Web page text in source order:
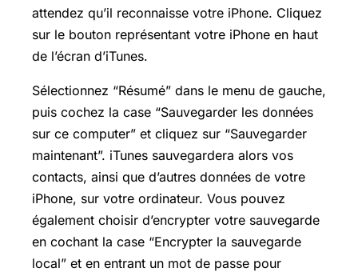
attendez qu’il reconnaisse votre iPhone. Cliquez
sur le bouton représentant votre iPhone en haut
de l’écran d’iTunes.
Sélectionnez “Résumé” dans le menu de gauche,
puis cochez la case “Sauvegarder les données
sur ce computer” et cliquez sur “Sauvegarder
maintenant”. iTunes sauvegardera alors vos
contacts, ainsi que d’autres données de votre
iPhone, sur votre ordinateur. Vous pouvez
également choisir d’encrypter votre sauvegarde
en cochant la case “Encrypter la sauvegarde
local” et en entrant un mot de passe pour